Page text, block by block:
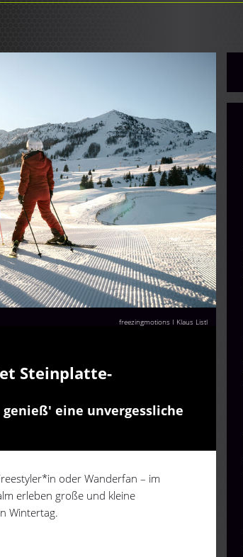
freezingmotions I Klaus Listl
Steinplatte-
eine unvergessliche
oder Wanderfan – im
erleben große und kleine
Wintertag.